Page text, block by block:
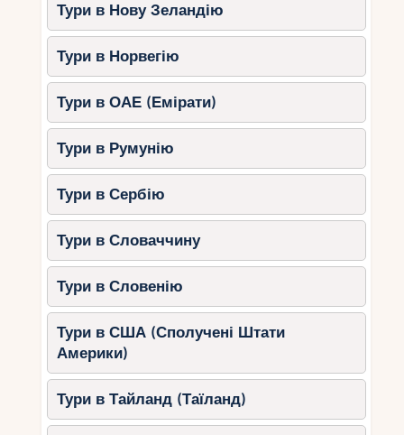
Тури в Нову Зеландію
Тури в Норвегію
Тури в ОАЕ (Емірати)
Тури в Румунію
Тури в Сербію
Тури в Словаччину
Тури в Словенію
Тури в США (Сполучені Штати
Америки)
Тури в Тайланд (Таїланд)